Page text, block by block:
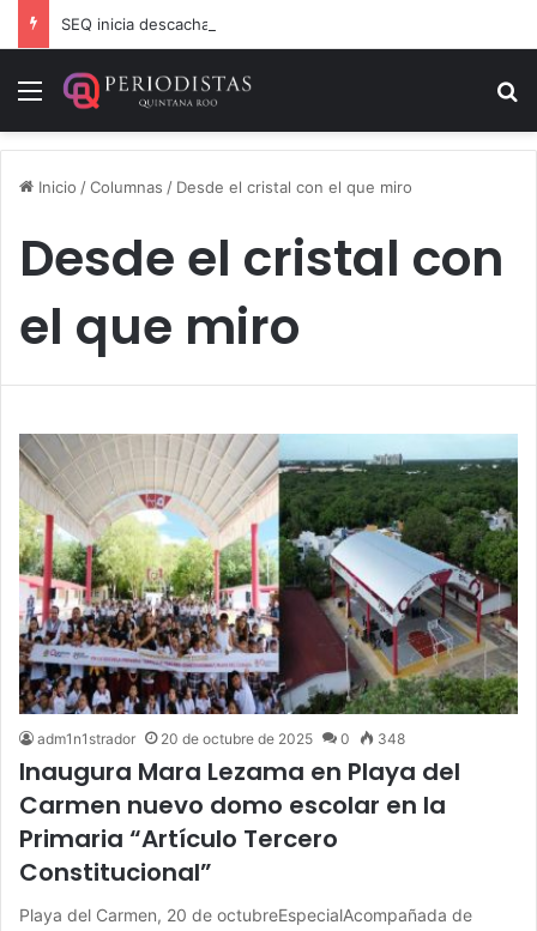
Menú
Inicio /Columnas / Desde el cristal con el que miro
Desde el cristal con
el que miro
adm1n1strador 20 de octubre de 2025 0 348
Inaugura Mara Lezama en Playa del
Carmen nuevo domo escolar en la
Primaria “Artículo Tercero
Constitucional”
Playa del Carmen, 20 de octubreEspecialAcompañada de